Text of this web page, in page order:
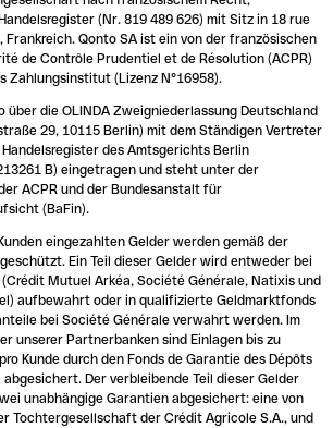
(Nr. 819 489 626) mit Sitz in 18 rue
Frankreich. Qonto SA ist ein von der französischen
de Contrôle Prudentiel et de Résolution (ACPR)
Zahlungsinstitut (Lizenz N°16958).
über die OLINDA Zweigniederlassung Deutschland
29, 10115 Berlin) mit dem Ständigen Vertreter
des Amtsgerichts Berlin
B) eingetragen und steht unter der
ACPR und der Bundesanstalt für
(BaFin).
eingezahlten Gelder werden gemäß der
Ein Teil dieser Gelder wird entweder bei
Mutuel Arkéa, Société Générale, Natixis und
aufbewahrt oder in qualifizierte Geldmarktfonds
bei Société Générale verwahrt werden. Im
unserer Partnerbanken sind Einlagen bis zu
Kunde durch den Fonds de Garantie des Dépôts
abgesichert. Der verbleibende Teil dieser Gelder
unabhängige Garantien abgesichert: eine von
Tochtergesellschaft der Crédit Agricole S.A., und